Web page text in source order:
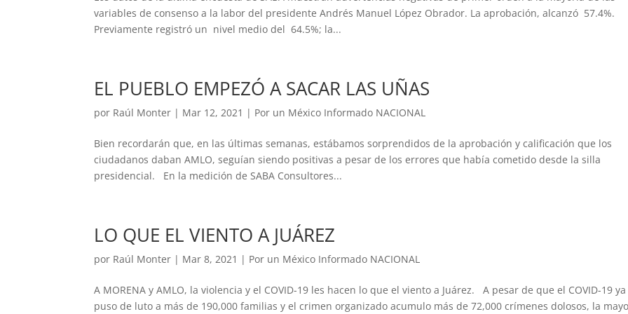
variables de consenso a la labor del presidente Andrés Manuel López Obrador. La aprobación, alcanzó 57.4%.
Previamente registró un nivel medio del 64.5%; la...
EL PUEBLO EMPEZÓ A SACAR LAS UÑAS
por Raúl Monter | Mar 12, 2021 | Por un México Informado NACIONAL
Bien recordarán que, en las últimas semanas, estábamos sorprendidos de la aprobación y calificación que los
ciudadanos daban AMLO, seguían siendo positivas a pesar de los errores que había cometido desde la silla
presidencial. En la medición de SABA Consultores...
LO QUE EL VIENTO A JUÁREZ
por Raúl Monter | Mar 8, 2021 | Por un México Informado NACIONAL
A MORENA y AMLO, la violencia y el COVID-19 les hacen lo que el viento a Juárez. A pesar de que el COVID-19 ya
puso de luto a más de 190,000 familias y el crimen organizado acumulo más de 72,000 crímenes dolosos, la